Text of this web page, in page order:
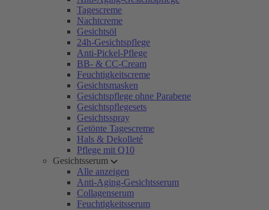
Tagescreme
Nachtcreme
Gesichtsöl
24h-Gesichtspflege
Anti-Pickel-Pflege
BB- & CC-Cream
Feuchtigkeitscreme
Gesichtsmasken
Gesichtspflege ohne Parabene
Gesichtspflegesets
Gesichtsspray
Getönte Tagescreme
Hals & Dekolleté
Pflege mit Q10
Gesichtsserum
Alle anzeigen
Anti-Aging-Gesichtsserum
Collagenserum
Feuchtigkeitsserum